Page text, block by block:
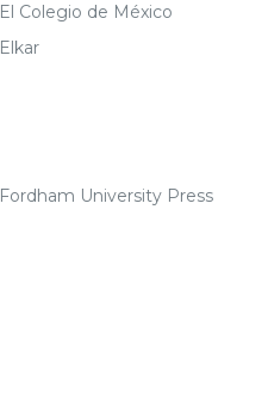
El Colegio de México
Elkar
Fordham University Press